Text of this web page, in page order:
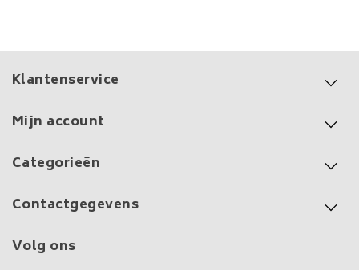
Klantenservice
Mijn account
Categorieën
Contactgegevens
Volg ons